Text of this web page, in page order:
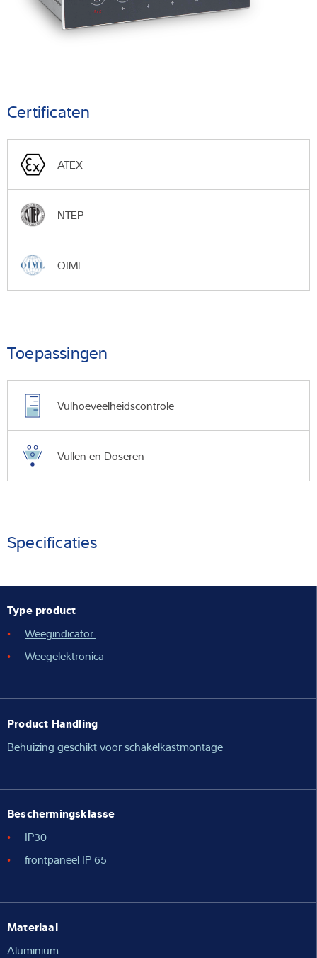
Certificaten
ATEX
NTEP
OIML
Toepassingen
Vulhoeveelheidscontrole
Vullen en Doseren
Specificaties
Type product
Weegindicator
Weegelektronica
Product Handling
Behuizing geschikt voor schakelkastmontage
Beschermingsklasse
IP30
frontpaneel IP 65
Materiaal
Aluminium